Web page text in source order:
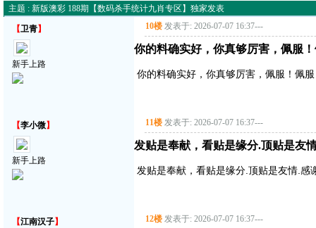
主题 : 新版澳彩 188期【数码杀手统计九肖专区】独家发表
【卫青】
新手上路
10楼 发表于: 2026-07-07 16:37---
你的料确实好，你真够厉害，佩服
你的料确实好，你真够厉害，佩服！佩
【李小微】
新手上路
11楼 发表于: 2026-07-07 16:37---
发贴是奉献，看贴是缘分.顶贴是友
发贴是奉献，看贴是缘分.顶贴是友情.感
【江南汉子】 12楼 发表于: 2026-07-07 16:37---